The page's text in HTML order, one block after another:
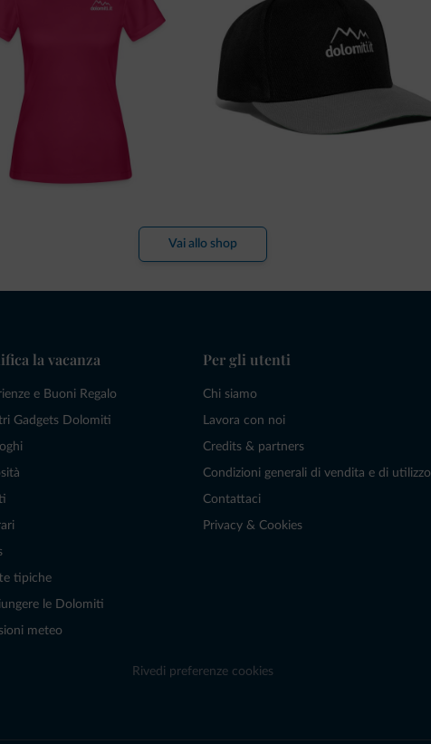
Vai allo shop
la vacanza
e Buoni Regalo
Gadgets Dolomiti
tipiche
le Dolomiti
meteo
Per gli utenti
Chi siamo
Lavora con noi
Credits & partners
Condizioni generali di vendita e di utilizzo
Contattaci
Privacy & Cookies
Rivedi preferenze cookies